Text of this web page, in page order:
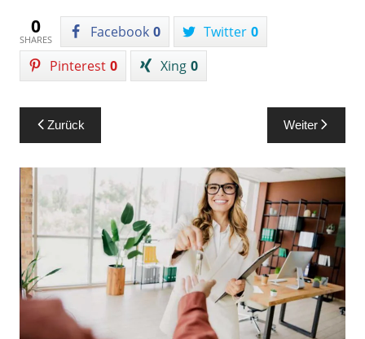
0
SHARES Facebook 0 Twitter 0
Pinterest 0 Xing 0
Beitragsnavigation
Zurück Weiter